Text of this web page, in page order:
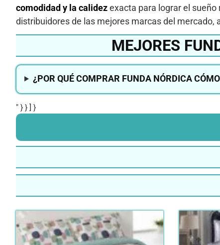
comodidad y la calidezexacta para lograr el
distribuidores de las mejores marcas del
MEJORES
¿POR QUÉ COMPRAR FUNDA NÓRDICA
" } } ] }